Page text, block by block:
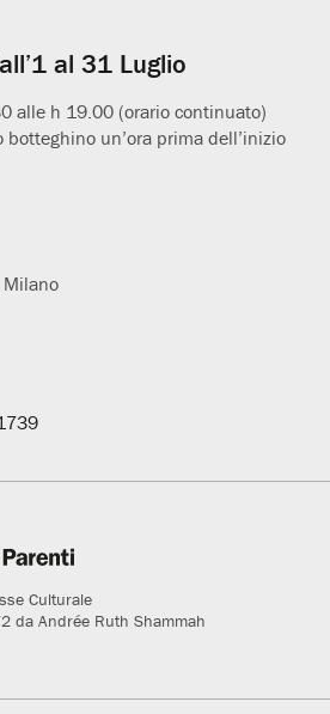
al 31 Luglio
alle h 19.00 (orario continuato)
botteghino un’ora prima dell’inizio
Milano
Culturale
da Andrée Ruth Shammah